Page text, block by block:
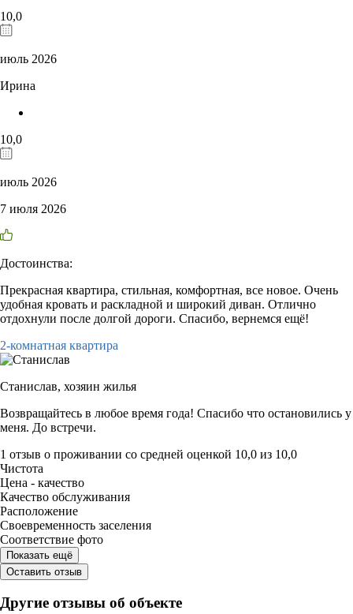
10,0
июль 2026
Ирина
10,0
июль 2026
7 июля 2026
Достоинства:
Прекрасная квартира, стильная, комфортная, все новое. Очень
удобная кровать и раскладной и широкий диван. Отлично
отдохнули после долгой дороги. Спасибо, вернемся ещё!
2-комнатная квартира
Станислав, хозяин жилья
Возвращайтесь в любое время года! Спасибо что остановились у
меня. До встречи.
1 отзыв о проживании со средней оценкой 10,0 из 10,0
Чистота
Цена - качество
Качество обслуживания
Расположение
Своевременность заселения
Соответствие фото
Показать ещё
Оставить отзыв
Другие отзывы об объекте